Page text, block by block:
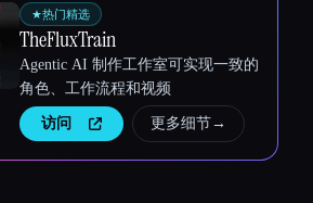
★热门精选
TheFluxTrain
Agentic AI 制作工作室可实现一致的
角色、工作流程和视频
访问 更多细节→